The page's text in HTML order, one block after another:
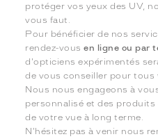
protéger vos yeux des UV,
vous faut.
Pour bénéficier de nos
rendez-vousen ligne ou par
d'opticiens expérimentés
de vous conseiller pour tous
Nous nous engageons à
personnalisé et des
de votre vue à long terme.
N'hésitez pas à venir nous